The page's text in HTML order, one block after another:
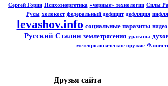
Сергей Горин Психоэнергетика «черные» технологии Силы
Русы холокост федеральный дефицит дефляция
levashov.info социальные паразиты видео
Русский Сталин землетрясения ураганы
метеорологическое оружие
Друзья сайта